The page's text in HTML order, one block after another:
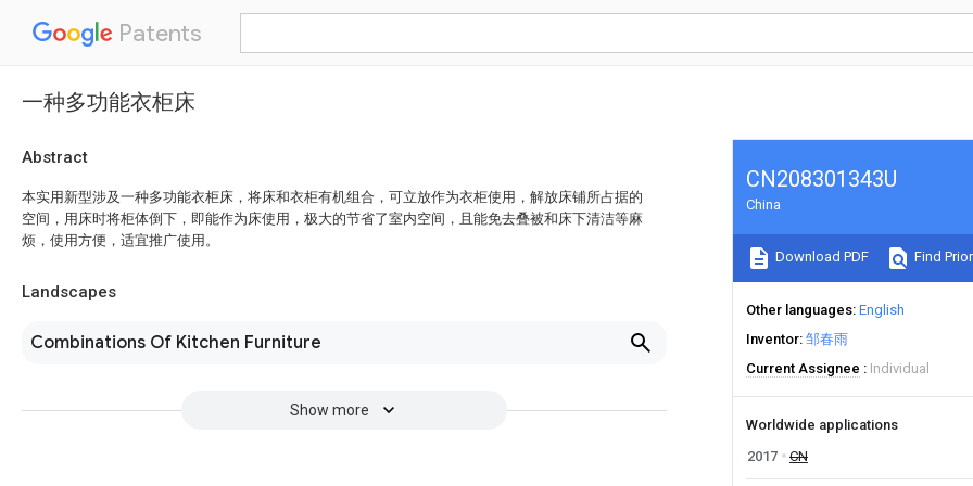
Patents
一种多功能衣柜床
Abstract
本实用新型涉及一种多功能衣柜床，将床和衣柜有机组合，可立放作为衣柜使用，解放床铺所占据的
空间，用床时将柜体倒下，即能作为床使用，极大的节省了室内空间，且能免去叠被和床下清洁等麻
烦，使用方便，适宜推广使用。
Landscapes
Combinations Of Kitchen Furniture
Show more
CN208301343U
China
Download PDF Find
Other languages English
Inventor 邹春雨
Current Assignee
Individual
Worldwide applications
2017
CN